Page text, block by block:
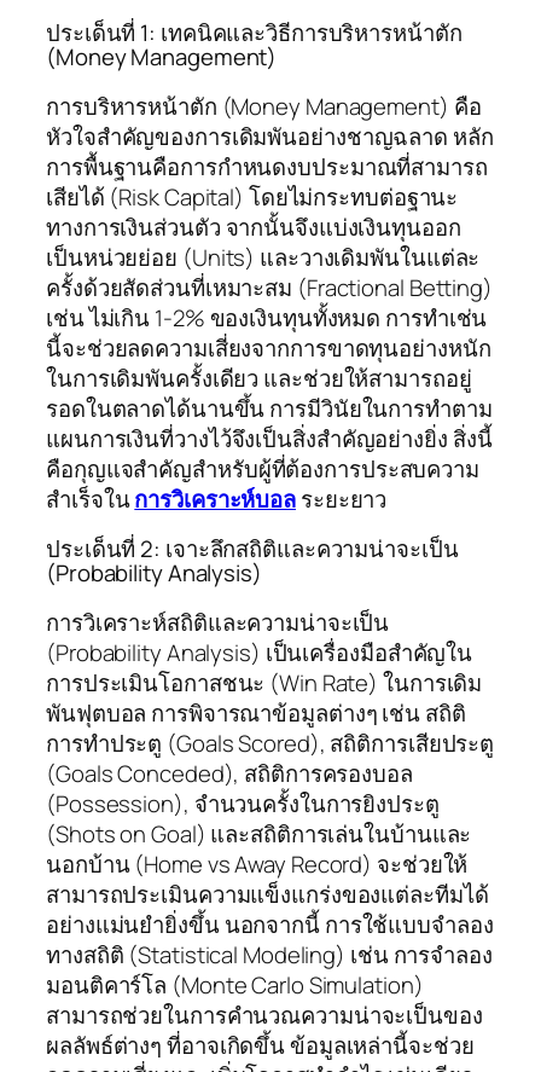
ประเด็นที่ 1: เทคนิคและวิธีการบริหารหน้าตัก
(Money Management)
การบริหารหน้าตัก (Money Management) คือ
หัวใจสำคัญของการเดิมพันอย่างชาญฉลาด หลัก
การพื้นฐานคือการกำหนดงบประมาณที่สามารถ
เสียได้ (Risk Capital) โดยไม่กระทบต่อฐานะ
ทางการเงินส่วนตัว จากนั้นจึงแบ่งเงินทุนออก
เป็นหน่วยย่อย (Units) และวางเดิมพันในแต่ละ
ครั้งด้วยสัดส่วนที่เหมาะสม (Fractional Betting)
เช่น ไม่เกิน 1-2% ของเงินทุนทั้งหมด การทำเช่น
นี้จะช่วยลดความเสี่ยงจากการขาดทุนอย่างหนัก
ในการเดิมพันครั้งเดียว และช่วยให้สามารถอยู่
รอดในตลาดได้นานขึ้น การมีวินัยในการทำตาม
แผนการเงินที่วางไว้จึงเป็นสิ่งสำคัญอย่างยิ่ง สิ่งนี้
คือกุญแจสำคัญสำหรับผู้ที่ต้องการประสบความ
สำเร็จในการวิเคราะห์บอลระยะยาว
ประเด็นที่ 2: เจาะลึกสถิติและความน่าจะเป็น
(Probability Analysis)
การวิเคราะห์สถิติและความน่าจะเป็น
(Probability Analysis) เป็นเครื่องมือสำคัญใน
การประเมินโอกาสชนะ (Win Rate) ในการเดิม
พันฟุตบอล การพิจารณาข้อมูลต่างๆ เช่น สถิติ
การทำประตู (Goals Scored), สถิติการเสียประตู
(Goals Conceded), สถิติการครองบอล
(Possession), จำนวนครั้งในการยิงประตู
(Shots on Goal) และสถิติการเล่นในบ้านและ
นอกบ้าน (Home vs Away Record) จะช่วยให้
สามารถประเมินความแข็งแกร่งของแต่ละทีมได้
อย่างแม่นยำยิ่งขึ้น นอกจากนี้ การใช้แบบจำลอง
ทางสถิติ (Statistical Modeling) เช่น การจำลอง
มอนติคาร์โล (Monte Carlo Simulation)
สามารถช่วยในการคำนวณความน่าจะเป็นของ
ผลลัพธ์ต่างๆ ที่อาจเกิดขึ้น ข้อมูลเหล่านี้จะช่วย